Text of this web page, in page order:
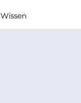
Wissen